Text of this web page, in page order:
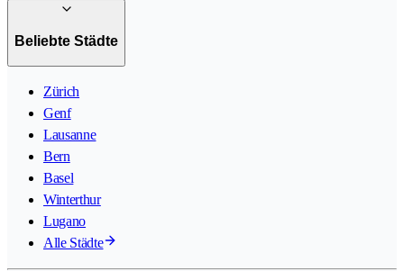
Beliebte Städte
Zürich
Genf
Lausanne
Bern
Basel
Winterthur
Lugano
Alle Städte